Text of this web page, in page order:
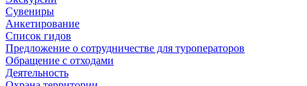
Сувениры
Анкетирование
Список гидов
Предложение о сотрудничестве для туроператоров
Обращение с отходами
Деятельность